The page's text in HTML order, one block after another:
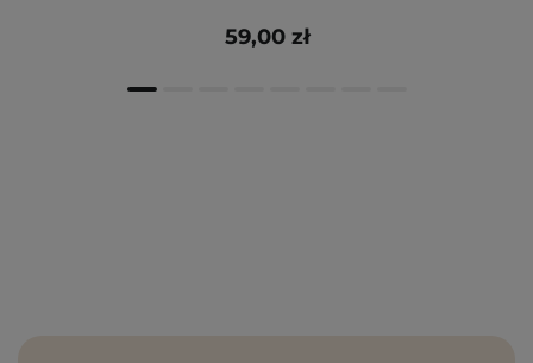
59,00 zł